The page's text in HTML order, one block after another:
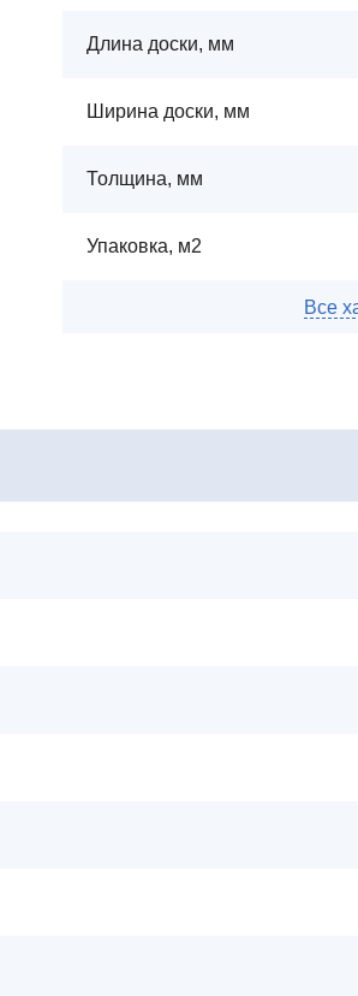
Длина доски, мм
Ширина доски, мм
Толщина, мм
Упаковка, м2